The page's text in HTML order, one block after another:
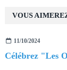
VOUS
11/10/2024
Célébrez "Les